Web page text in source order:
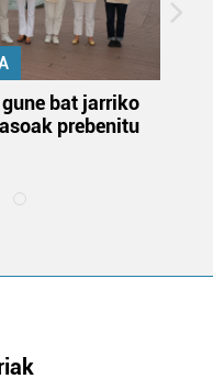
bat jarriko
prebenitu